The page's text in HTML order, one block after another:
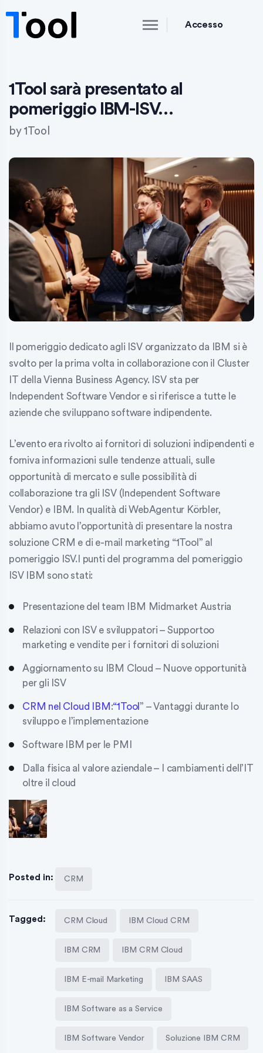
Accesso
1Tool sarà presentato al
pomeriggio IBM-ISV…
by1Tool
Il pomeriggio dedicato agli ISV organizzato da IBM si è
svolto per la prima volta in collaborazione con il Cluster
IT della Vienna Business Agency. ISV sta per
Independent Software Vendor e si riferisce a tutte le
aziende che sviluppano software indipendente.
L’evento era rivolto ai fornitori di soluzioni indipendenti e
forniva informazioni sulle tendenze attuali, sulle
opportunità di mercato e sulle possibilità di
collaborazione tra gli ISV (Independent Software
Vendor) e IBM. In qualità di WebAgentur Körbler,
abbiamo avuto l’opportunità di presentare la nostra
soluzione CRM e di e-mail marketing “1Tool” al
pomeriggio ISV. I punti del programma del pomeriggio
ISV IBM sono stati:
Presentazione del team IBM Midmarket Austria
Relazioni con ISV e sviluppatori – Supportoo
marketing e vendite per i fornitori di soluzioni
Aggiornamento su IBM Cloud – Nuove opportunità
per gli ISV
CRM nel Cloud IBM :“1Tool” – Vantaggi durante lo
sviluppo e l’implementazione
Software IBM per le PMI
Dalla fisica al valore aziendale – I cambiamenti dell’IT
oltre il cloud
Posted in: CRM
Tagged: CRM Cloud IBM Cloud CRM
IBM CRM IBM CRM Cloud
IBM E-mail Marketing IBM SAAS
IBM Software as a Service
IBM Software Vendor Soluzione IBM CRM